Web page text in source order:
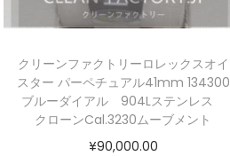
クリーンファクトリーロレックスオイ
スター パーペチュアル41mm 134300
ブルーダイアル 904Lステンレス
クローンCal.3230ムーブメント
¥90,000.00